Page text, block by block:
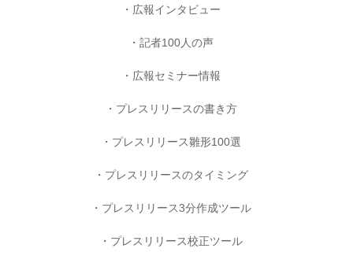
広報インタビュー
記者100人の声
広報セミナー情報
プレスリリースの書き方
プレスリリース雛形100選
プレスリリースのタイミング
プレスリリース3分作成ツール
プレスリリース校正ツール